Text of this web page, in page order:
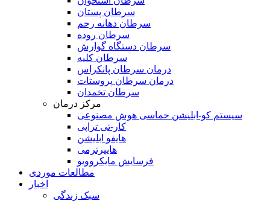
سرطان پستان
سرطان دهانه رحم
سرطان روده
سرطان دستگاه گوارش
سرطان کلیه
درمان سرطان پانکراس
درمان سرطان پروستات
سرطان تخمدان
مرکز درمان
سیستم کو-ابلیشن حماسی هوش مصنوعی
کار-تی تراپی
هایفو ابلیشن
هایپرترمی
فرسایش مایکروویو
مطالعات موردی
اخبار
سبک زندگی